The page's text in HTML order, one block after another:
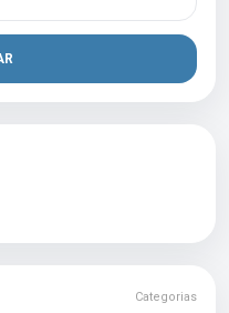
Categorias